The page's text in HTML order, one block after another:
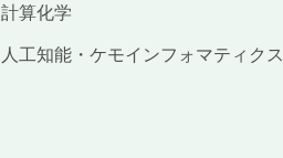
計算化学
人工知能・ケモインフォマティクス